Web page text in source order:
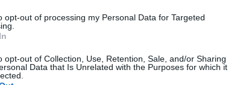
opt-out of processing my Personal Data for Targeted
opt-out of Collection, Use, Retention, Sale, and/or Sharing
Data that Is Unrelated with the Purposes for which it
da Anna Tatangelo (@annatatangeloofficial)
è tornata single da poco. Se lei non
la rottura con Livio Cori, ma si è